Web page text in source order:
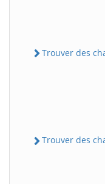
Trouver des
Trouver des